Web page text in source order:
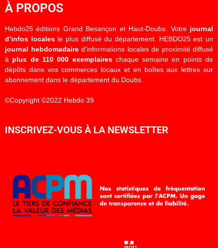
À PROPOS
Hebdo25 éditions Grand Besançon et Haut-Doubs. Votre journal
d’infos localesle plus diffusé du département. HEBDO25 est un
journal hebdomadaired’informations locales de proximité diffusé
à plus de 110 000 exemplaireschaque semaine en points de
dépôts dans vos commerces locaux et en boîtes aux lettres sur
abonnement dans le département du Doubs.
©Copyright ©2022 Hebdo 39
INSCRIVEZ-VOUS À LA NEWSLETTER